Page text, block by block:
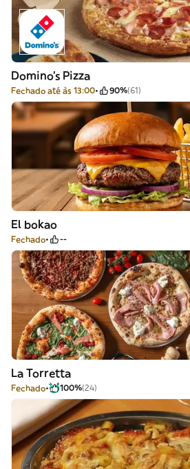
Domino's Pizza
Fechado até às 13:00 90%(61)
El bokao
Fechado --
La Torretta
Fechado 100%(24)